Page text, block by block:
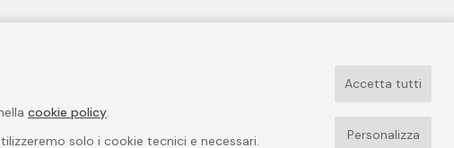
cookie policy
solo i cookie tecnici e necessari.
Accetta tutti
Personalizza